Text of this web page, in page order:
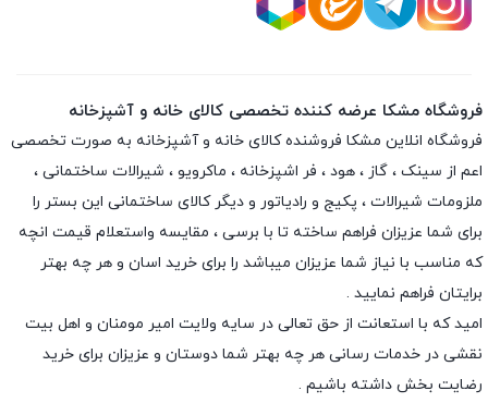
فروشگاه مشکا عرضه کننده تخصصی کالای خانه و آشپزخانه
فروشگاه انلاین مشکا فروشنده کالای خانه و آشپزخانه به صورت تخصصی
اعم از سینک ، گاز ، هود ، فر اشپزخانه ، ماکرویو ، شیرالات ساختمانی ،
ملزومات شیرالات ، پکیج و رادیاتور و دیگر کالای ساختمانی این بستر را
برای شما عزیزان فراهم ساخته تا با برسی ، مقایسه واستعلام قیمت انچه
که مناسب با نیاز شما عزیزان میباشد را برای خرید اسان و هر چه بهتر
برایتان فراهم نمایید .
امید که با استعانت از حق تعالی در سایه ولایت امیر مومنان و اهل بیت
نقشی در خدمات رسانی هر چه بهتر شما دوستان و عزیزان برای خرید
رضایت بخش داشته باشیم .